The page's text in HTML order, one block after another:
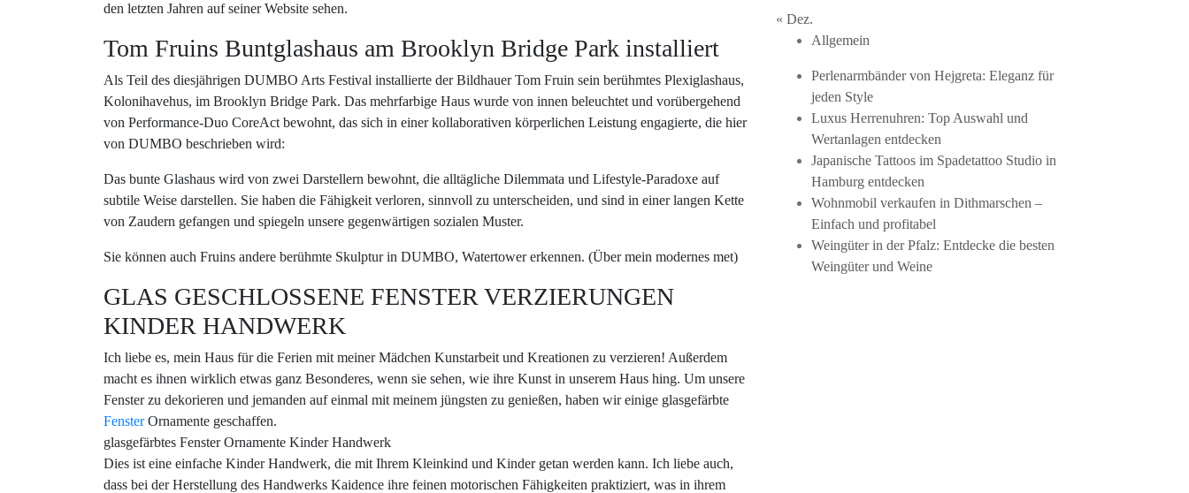
den letzten Jahren auf seiner Website sehen.
Tom Fruins Buntglashaus am Brooklyn Bridge Park installiert
Als Teil des diesjährigen DUMBO Arts Festival installierte der Bildhauer Tom Fruin sein berühmtes Plexiglashaus,
Kolonihavehus, im Brooklyn Bridge Park. Das mehrfarbige Haus wurde von innen beleuchtet und vorübergehend
von Performance-Duo CoreAct bewohnt, das sich in einer kollaborativen körperlichen Leistung engagierte, die hier
von DUMBO beschrieben wird:
Das bunte Glashaus wird von zwei Darstellern bewohnt, die alltägliche Dilemmata und Lifestyle-Paradoxe auf
subtile Weise darstellen. Sie haben die Fähigkeit verloren, sinnvoll zu unterscheiden, und sind in einer langen Kette
von Zaudern gefangen und spiegeln unsere gegenwärtigen sozialen Muster.
Sie können auch Fruins andere berühmte Skulptur in DUMBO, Watertower erkennen. (Über mein modernes met)
GLAS GESCHLOSSENE FENSTER VERZIERUNGEN
KINDER HANDWERK
Ich liebe es, mein Haus für die Ferien mit meiner Mädchen Kunstarbeit und Kreationen zu verzieren! Außerdem
macht es ihnen wirklich etwas ganz Besonderes, wenn sie sehen, wie ihre Kunst in unserem Haus hing. Um unsere
Fenster zu dekorieren und jemanden auf einmal mit meinem jüngsten zu genießen, haben wir einige glasgefärbte
FensterOrnamente geschaffen.
glasgefärbtes Fenster Ornamente Kinder Handwerk
Dies ist eine einfache Kinder Handwerk, die mit Ihrem Kleinkind und Kinder getan werden kann. Ich liebe auch,
dass bei der Herstellung des Handwerks Kaidence ihre feinen motorischen Fähigkeiten praktiziert, was in ihrem
« Dez.
Allgemein
Perlenarmbänder von Hejgreta: Eleganz für
jeden Style
Luxus Herrenuhren: Top Auswahl und
Wertanlagen entdecken
Japanische Tattoos im Spadetattoo Studio in
Hamburg entdecken
Wohnmobil verkaufen in Dithmarschen –
Einfach und profitabel
Weingüter in der Pfalz: Entdecke die besten
Weingüter und Weine